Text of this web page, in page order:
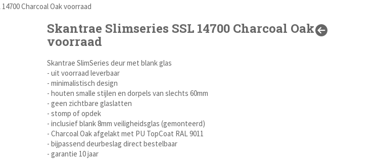
Charcoal Oak voorraad
Skantrae Slimseries SSL 14700 Charcoal Oak
voorraad
Skantrae SlimSeries deur met blank glas
- uit voorraad leverbaar
- minimalistisch design
- houten smalle stijlen en dorpels van slechts 60mm
- geen zichtbare glaslatten
- stomp of opdek
- inclusief blank 8mm veiligheidsglas (gemonteerd)
- Charcoal Oak afgelakt met PU TopCoat RAL 9011
- bijpassend deurbeslag direct bestelbaar
- garantie 10 jaar